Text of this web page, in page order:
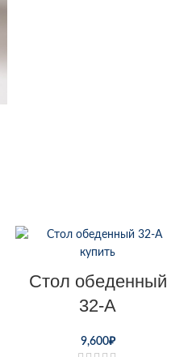
Стол обеденный
32-А
9,600₽